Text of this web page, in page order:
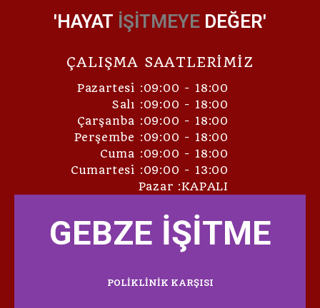
'HAYAT İŞİTMEYE DEĞER'
ÇALIŞMA SAATLERİMİZ
Pazartesi :09:00 - 18:00
Salı :09:00 - 18:00
Çarşanba :09:00 - 18:00
Perşembe :09:00 - 18:00
Cuma :09:00 - 18:00
Cumartesi :09:00 - 13:00
Pazar :KAPALI
GEBZE İŞİTME
POLİKLİNİK KARŞISI